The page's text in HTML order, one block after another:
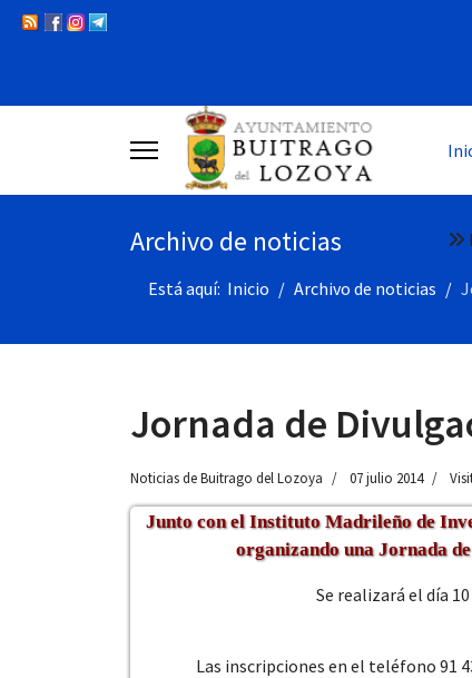
Archivo de noticias
Está aquí: Inicio Archivo de noticias
Jornada de
Noticias de Buitrago del Lozoya 07 julio 2014
Junto con el Instituto Madrileño de
organizando una Jornada
Se realizará el día
Las inscripciones en el teléfono 91